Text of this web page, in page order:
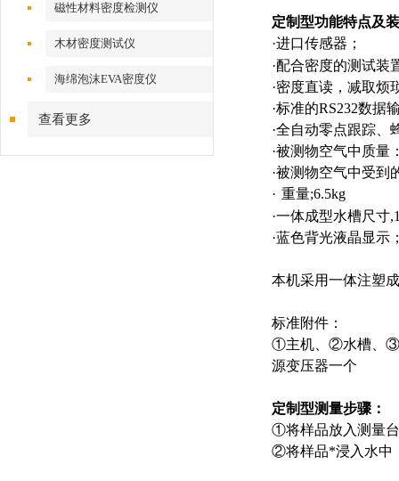
磁性材料密度检测仪
木材密度测试仪
海绵泡沫EVA密度仪
查看更多
定制型功能特点及
·进口传感器；
·配合密度的测试装
·密度直读，减取烦
·标准的RS232数据
·全自动零点跟踪、
·被测物空气中质量
·被测物空气中受到
· 重量;6.5kg
·一体成型水槽尺寸
·蓝色背光液晶显示
本机采用一体注塑
标准附件：
①主机、②水槽、③
源变压器一个
定制型测量步骤：
①将样品放入测量
②将样品*浸入水中